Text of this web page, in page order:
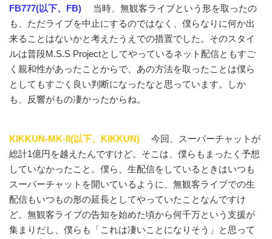
FB777(以下、FB)
当時、無観客ライブという形を取ったの
も、ただライブを中止にするのではなく、僕らなりに何か出
来ることはないかと考えたうえでの措置でした。そのスタイ
ルは普段M.S.S Projectとしてやっているネット配信ともすご
く親和性があったことからで、あの方法を取ったことは僕ら
としてもすごく良い判断になったなと思っています。しか
も、反響がもの凄かったからね。
KIKKUN-MK-II(以下、KIKKUN)
今回、スーパーチャットが
総計1億円を越えたんですけど。そこは、僕らもまったく予想
していなかったこと。僕ら、生配信をしているときはいつも
スーパーチャットを開いているように、無観客ライブでの生
配信もいつもの形の延長としてやっていたことなんですけ
ど。無観客ライブの告知を始めた頃から何千万という支援が
集まりだし、僕らも「これは凄いことになりそう」と思って